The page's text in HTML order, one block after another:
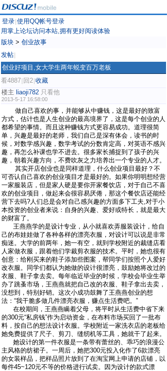
登录 使用QQ帐号登录
用掌上论坛访问本站,拥有更好阅读体验
版块 > 创业故事
发帖
创业好项目,女大学生两年蜕变百万老板
看4887 回2 收藏
楼主 liaoji782 只看他
2013-5-17 16:58:00
做自己喜欢的事，并能够从中赚钱，这是最好的致富
方式，估计也是人生创业的最高境界了，这是每个创业的人
都希望的事情。而且这种赚钱方式更容易成功。道理很简
单，兴趣是最好的老师，我们自己是深有体会，读书的时
候，对数学感兴趣，数学考试的分数肯定高，对英语不感兴
趣，再怎么补课也学不进去。很多家长捕捉到了孩子的兴
趣，朝着兴趣方向，不费吹灰之力培养出一个专业的人才。
其实开店创业也是同样道理，什么创业项目最好？不
可否认自己喜欢的创业项目才是最好的。如果你明明想经营
一家服装店，但是家人硬是要你开家餐饮店，对于自己不喜
欢的创业项目，做起来会很容易厌倦，那这个餐饮店还能经
营下去吗?人们总是会对自己感兴趣的方面多下工夫,对于小
本投资的创业者来说：自身的兴趣、爱好或特长，就是最大
的财富了。
王燕燕学的是设计专业，从小就喜欢弄服装设计，给自
己的布娃娃做了各种各样的漂亮衣服，对设计可以说是非常
痴迷。大学的前两年，她一有空，就到学校附近的裁缝店看
人家做衣服，跟着他们学裁剪衣服的技术。平时，她也很有
创意：给刚买来的鞋子添加些图案，帮同学们按照个人爱好
改衣服。同学们都认为她做的设计很漂亮，鼓励她将改过的
衣服、鞋子拿去卖。每年临近毕业的时候，学校会毕业生举
办了跳蚤市场，王燕燕就把自己改的衣服、鞋子拿出去卖，
没想到，特别好销。这次小成功鼓舞了王燕燕创业的想
法：“我干脆多做几件漂亮衣服，赚点生活费吧。”
在校期间，王燕燕瞒着父母，将平时从生活费中省下来
的300元“私房钱”作为启动资金，在布料市场买回了一批布
料，按自己的想法设计衣服。学校附近一家洗衣店的老板给
她免费提供了尺子、剪刀、缝纫机等工具，她就干了起来。
她设计的第一件衣服是一条带有蕾丝的、乖巧的浪漫公
主风格的纺裙子。一周后，她把300元投入化作了6款漂亮
的女装样品，把样品照片放到了在淘宝网上申请的店铺，以
每件45~120元不等的价格进行试卖。因为设计的款式漂